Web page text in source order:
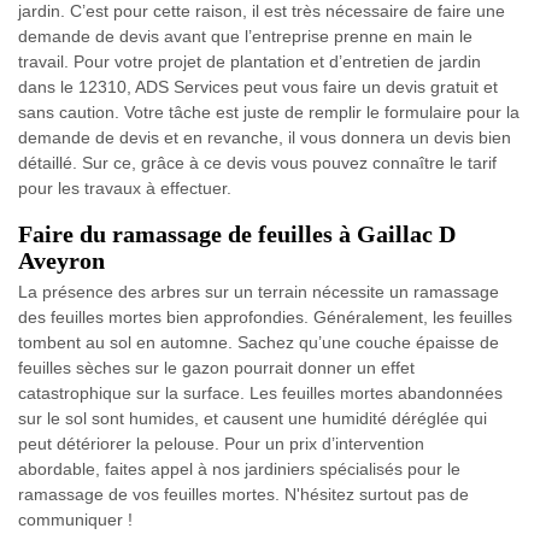
jardin. C’est pour cette raison, il est très nécessaire de faire une
demande de devis avant que l’entreprise prenne en main le
travail. Pour votre projet de plantation et d’entretien de jardin
dans le 12310, ADS Services peut vous faire un devis gratuit et
sans caution. Votre tâche est juste de remplir le formulaire pour la
demande de devis et en revanche, il vous donnera un devis bien
détaillé. Sur ce, grâce à ce devis vous pouvez connaître le tarif
pour les travaux à effectuer.
Faire du ramassage de feuilles à Gaillac D
Aveyron
La présence des arbres sur un terrain nécessite un ramassage
des feuilles mortes bien approfondies. Généralement, les feuilles
tombent au sol en automne. Sachez qu’une couche épaisse de
feuilles sèches sur le gazon pourrait donner un effet
catastrophique sur la surface. Les feuilles mortes abandonnées
sur le sol sont humides, et causent une humidité déréglée qui
peut détériorer la pelouse. Pour un prix d’intervention
abordable, faites appel à nos jardiniers spécialisés pour le
ramassage de vos feuilles mortes. N'hésitez surtout pas de
communiquer !